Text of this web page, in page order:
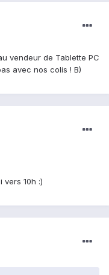
vendeur de Tablette PC
avec nos colis ! B)
vers 10h :)